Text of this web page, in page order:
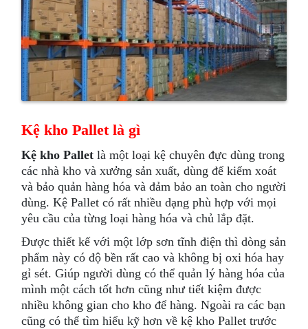
Kệ kho Pallet là gì
Kệ kho Pallet là một loại kệ chuyên đực dùng trong
các nhà kho và xưởng sản xuất, dùng để kiểm xoát
và bảo quản hàng hóa và đảm bảo an toàn cho người
dùng. Kệ Pallet có rất nhiều dạng phù hợp với mọi
yêu cầu của từng loại hàng hóa và chủ lắp đặt.
Được thiết kế với một lớp sơn tĩnh điện thì dòng sản
phẩm này có độ bền rất cao và không bị oxi hóa hay
gỉ sét. Giúp người dùng có thể quản lý hàng hóa của
mình một cách tốt hơn cũng như tiết kiệm được
nhiều không gian cho kho để hàng. Ngoài ra các bạn
cũng có thể tìm hiểu kỹ hơn về kệ kho Pallet trước